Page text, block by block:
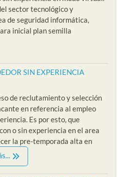
sector tecnológico y
de seguridad informática,
inicial plan semilla
SIN EXPERIENCIA
de reclutamiento y selección
en referencia al empleo
Es por esto, que
o sin experiencia en el area
la pre-temporada alta en